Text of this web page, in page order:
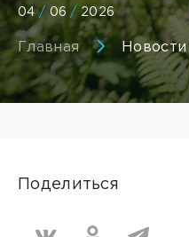
04 / 06 / 2026
Главная Новости
Поделиться